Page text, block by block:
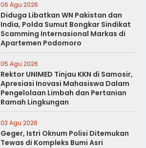
06 Agu 2026
Diduga Libatkan WN Pakistan dan
India, Polda Sumut Bongkar Sindikat
Scamming Internasional Markas di
Apartemen Podomoro
05 Agu 2026
Rektor UNIMED Tinjau KKN di Samosir,
Apresiasi Inovasi Mahasiswa Dalam
Pengelolaan Limbah dan Pertanian
Ramah Lingkungan
03 Agu 2026
Geger, Istri Oknum Polisi Ditemukan
Tewas di Kompleks Bumi Asri